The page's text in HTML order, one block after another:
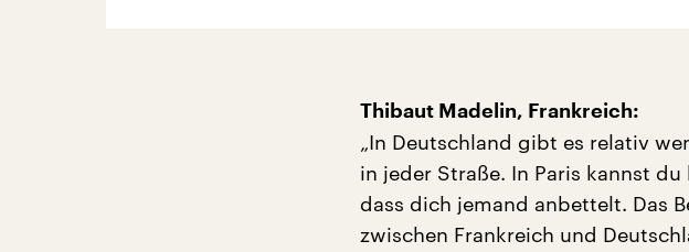
Thibaut Madelin, Frankreich:
„In Deutschland gibt es relativ
in jeder Straße. In Paris kannst
dass dich jemand anbettelt. Das
zwischen Frankreich und